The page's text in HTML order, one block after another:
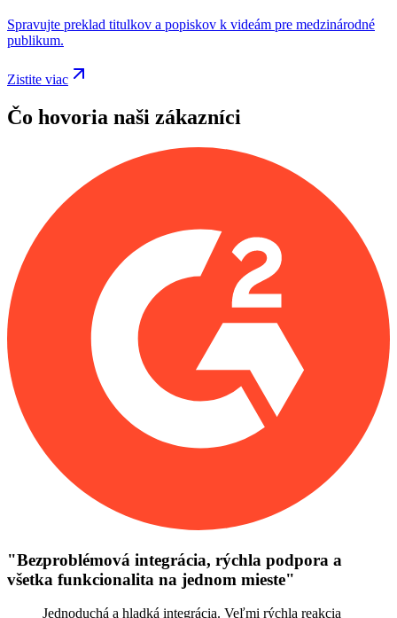
Spravujte preklad titulkov a popiskov k videám pre medzinárodné
publikum.
Zistite viac
Čo hovoria naši zákazníci
"Bezproblémová integrácia, rýchla podpora a
všetka funkcionalita na jednom mieste"
Jednoduchá a hladká integrácia. Veľmi rýchla reakcia